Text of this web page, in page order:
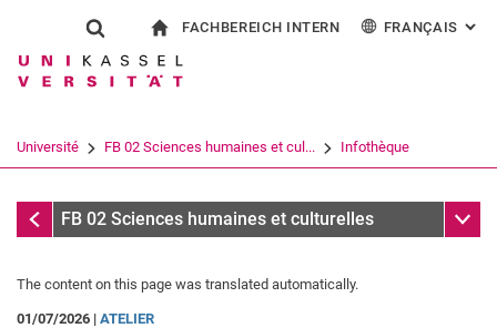
Jump directly to: content
Jump directly to: search
Jump directly to: main
Show search form
Search term
Search (opens an external link in a
FACHBEREICH INTERN FRANÇAIS :
Italiano
Université FB 02 Sciences humaines et cul... Infothèque
Infothèque
FB 02 Sciences humaines et culturelles Sub
The content on this page was translated automatically.
01/07/2026 | ATELIER